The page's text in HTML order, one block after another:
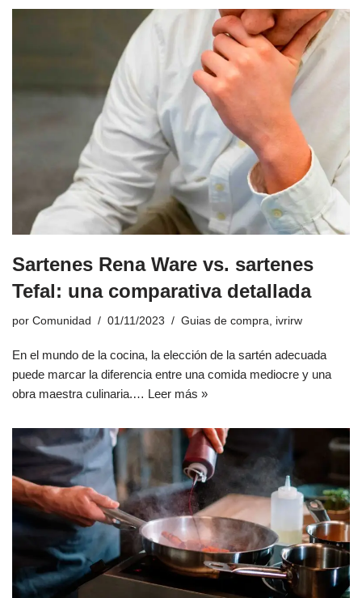
Sartenes Rena Ware vs. sartenes
Tefal: una comparativa detallada
por Comunidad 01/11/2023 Guias de compra, ivrirw
En el mundo de la cocina, la elección de la sartén adecuada
puede marcar la diferencia entre una comida mediocre y una
obra maestra culinaria.… Leer más »